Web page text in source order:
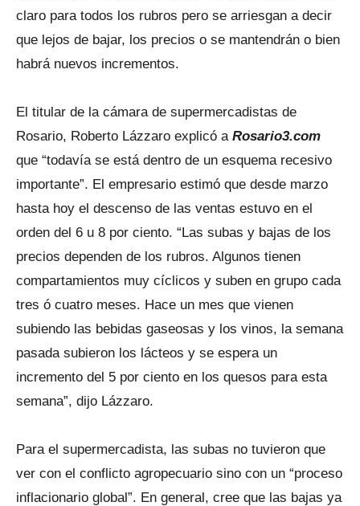
claro para todos los rubros pero se arriesgan a decir
que lejos de bajar, los precios o se mantendrán o bien
habrá nuevos incrementos.
El titular de la cámara de supermercadistas de
Rosario, Roberto Lázzaro explicó a Rosario3.com
que “todavía se está dentro de un esquema recesivo
importante”. El empresario estimó que desde marzo
hasta hoy el descenso de las ventas estuvo en el
orden del 6 u 8 por ciento. “Las subas y bajas de los
precios dependen de los rubros. Algunos tienen
compartamientos muy cíclicos y suben en grupo cada
tres ó cuatro meses. Hace un mes que vienen
subiendo las bebidas gaseosas y los vinos, la semana
pasada subieron los lácteos y se espera un
incremento del 5 por ciento en los quesos para esta
semana”, dijo Lázzaro.
Para el supermercadista, las subas no tuvieron que
ver con el conflicto agropecuario sino con un “proceso
inflacionario global”. En general, cree que las bajas ya